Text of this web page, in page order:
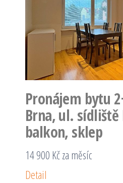
Pronájem bytu
Brna, ul. sídliště
balkon, sklep
14 900 Kč za měsíc
Detail